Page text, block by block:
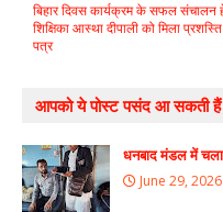
बिहार दिवस कार्यक्रम के सफल संचालन
शिक्षिका आस्था दीपाली को मिला प्रशस्ति
पत्र
आपको ये पोस्ट पसंद आ सकती हैं
धनबाद मंडल में
June 29, 2026